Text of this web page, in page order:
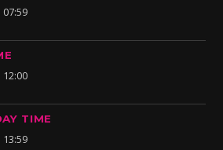
07:59
12:00
TIME
13:59